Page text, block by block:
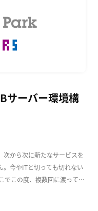
サーバー環境構
次から次に新たなサービスを
。今やITと切っても切れない
でこの度、複数回に渡って